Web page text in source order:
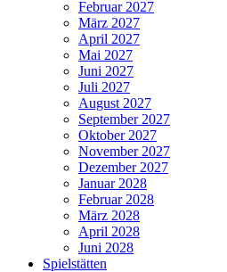
Februar 2027
März 2027
April 2027
Mai 2027
Juni 2027
Juli 2027
August 2027
September 2027
Oktober 2027
November 2027
Dezember 2027
Januar 2028
Februar 2028
März 2028
April 2028
Juni 2028
Spielstätten